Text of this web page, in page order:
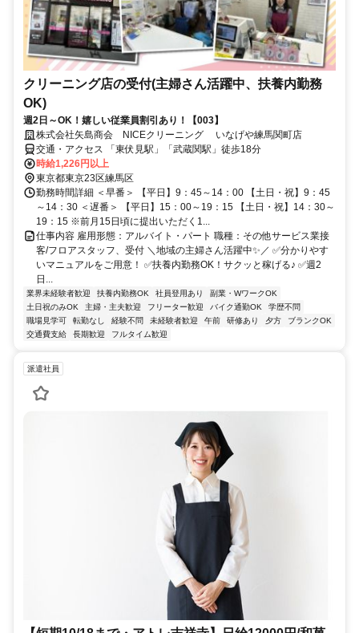
クリーニング店の受付(主婦さん活躍中、扶養内勤務
OK)
週2日～OK！嬉しい従業員割引あり！【003】
株式会社矢島商会 NICEクリーニング いなげや練馬関町店
交通・アクセス 「東伏見駅」「武蔵関駅」徒歩18分
時給1,226円以上
東京都東京23区練馬区
勤務時間詳細 ＜早番＞ 【平日】9：45～14：00 【土日・祝】9：45
～14：30 ＜遅番＞ 【平日】15：00～19：15 【土日・祝】14：30～
19：15 ※前月15日頃に提出いただく1...
仕事内容 雇用形態：アルバイト・パート 職種：その他サービス業接
客/フロアスタッフ、受付 ＼地域の主婦さん活躍中✨／ ✅分かりやす
いマニュアルをご用意！ ✅扶養内勤務OK！サクッと稼げる♪ ✅週2
日...
業界未経験者歓迎 扶養内勤務OK 社員登用あり
副業・WワークOK
土日祝のみOK
主婦・主夫歓迎 フリーター歓迎 バイク通勤OK
学歴不問
職場見学可
転勤なし 経験不問 未経験者歓迎 午前 研修あり 夕方
ブランクOK
交通費支給
長期歓迎 フルタイム歓迎
派遣社員